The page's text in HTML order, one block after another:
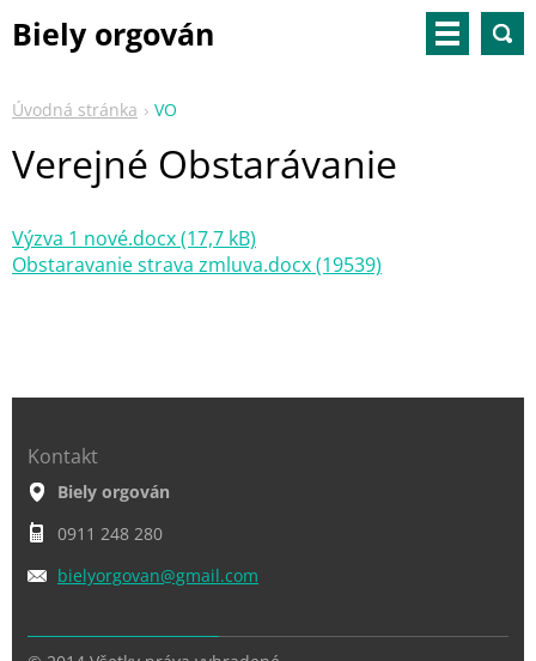
Biely orgován
Úvodná stránka VO
Verejné Obstarávanie
Výzva 1 nové.docx (17,7 kB)
Obstaravanie strava zmluva.docx (19539)
Kontakt
Biely orgován
0911 248 280
bielyorgovan@gmail.com